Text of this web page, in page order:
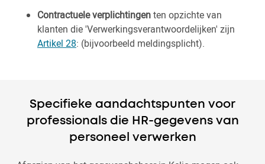
Contractuele verplichtingenten opzichte van
klanten die 'Verwerkingsverantwoordelijken' zijn
Artikel 28: (bijvoorbeeld meldingsplicht).
Specifieke aandachtspunten voor
professionals die HR-gegevens van
personeel verwerken